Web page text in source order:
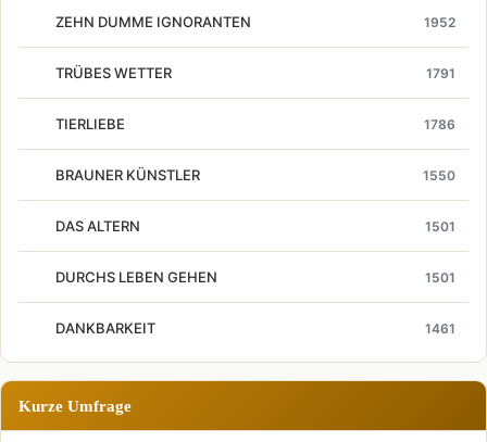
ZEHN DUMME IGNORANTEN 1952
TRÜBES WETTER 1791
TIERLIEBE 1786
BRAUNER KÜNSTLER 1550
DAS ALTERN 1501
DURCHS LEBEN GEHEN 1501
DANKBARKEIT 1461
Kurze Umfrage